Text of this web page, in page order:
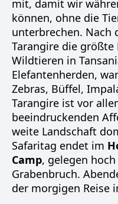
mit, damit wir
können, ohne die
unterbrechen. Nach
Tarangire die
Wildtieren in
Elefantenherden,
Zebras, Büffel,
Tarangire ist vor
beeindruckenden
weite Landschaft
Safaritag endet im
Camp, gelegen
Grabenbruch.
der morgigen Reise